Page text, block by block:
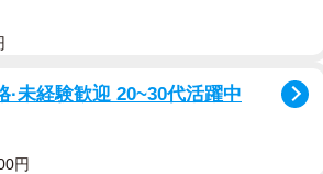
·未経験歓迎 20~30代活躍中
円